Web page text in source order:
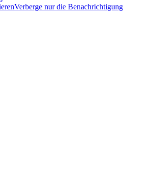
Verberge nur die Benachrichtigung